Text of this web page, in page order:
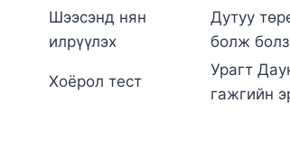
Шээсэнд нян
илрүүлэх
Дутуу
болж
Хоёрол тест
Урагт
гажгийн